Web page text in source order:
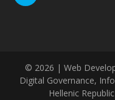
© 2026 | Web
Digital Governance,
Hellenic